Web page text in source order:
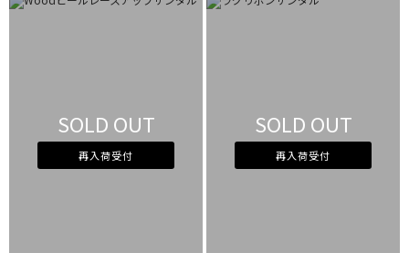
SOLD OUT
再入荷受付
SOLD OUT
再入荷受付